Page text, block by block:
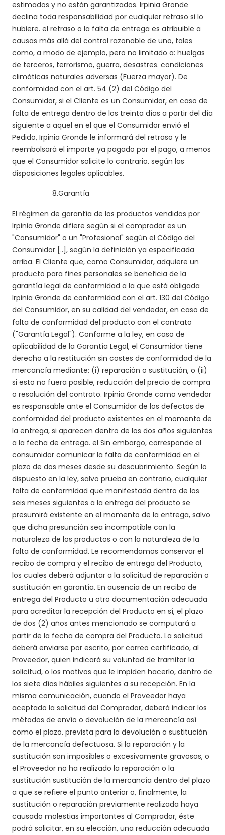
estimados y no están garantizados. Irpinia Gronde
declina toda responsabilidad por cualquier retraso si lo
hubiere. el retraso o la falta de entrega es atribuible a
causas más allá del control razonable de uno, tales
como, a modo de ejemplo, pero no limitado a: huelgas
de terceros, terrorismo, guerra, desastres. condiciones
climáticas naturales adversas (Fuerza mayor). De
conformidad con el art. 54 (2) del Código del
Consumidor, si el Cliente es un Consumidor, en caso de
falta de entrega dentro de los treinta días a partir del día
siguiente a aquel en el que el Consumidor envió el
Pedido, Irpinia Gronde le informará del retraso y le
reembolsará el importe ya pagado por el pago, a menos
que el Consumidor solicite lo contrario. según las
disposiciones legales aplicables.
8.Garantía
El régimen de garantía de los productos vendidos por
Irpinia Gronde difiere según si el comprador es un
"Consumidor" o un "Profesional" según el Código del
Consumidor [..], según la definición ya especificada
arriba. El Cliente que, como Consumidor, adquiere un
producto para fines personales se beneficia de la
garantía legal de conformidad a la que está obligada
Irpinia Gronde de conformidad con el art. 130 del Código
del Consumidor, en su calidad del vendedor, en caso de
falta de conformidad del producto con el contrato
("Garantía Legal"). Conforme a la ley, en caso de
aplicabilidad de la Garantía Legal, el Consumidor tiene
derecho a la restitución sin costes de conformidad de la
mercancía mediante: (i) reparación o sustitución, o (ii)
si esto no fuera posible, reducción del precio de compra
o resolución del contrato. Irpinia Gronde como vendedor
es responsable ante el Consumidor de los defectos de
conformidad del producto existentes en el momento de
la entrega, si aparecen dentro de los dos años siguientes
a la fecha de entrega. el Sin embargo, corresponde al
consumidor comunicar la falta de conformidad en el
plazo de dos meses desde su descubrimiento. Según lo
dispuesto en la ley, salvo prueba en contrario, cualquier
falta de conformidad que manifestada dentro de los
seis meses siguientes a la entrega del producto se
presumirá existente en el momento de la entrega, salvo
que dicha presunción sea incompatible con la
naturaleza de los productos o con la naturaleza de la
falta de conformidad. Le recomendamos conservar el
recibo de compra y el recibo de entrega del Producto,
los cuales deberá adjuntar a la solicitud de reparación o
sustitución en garantía. En ausencia de un recibo de
entrega del Producto u otro documentación adecuada
para acreditar la recepción del Producto en sí, el plazo
de dos (2) años antes mencionado se computará a
partir de la fecha de compra del Producto. La solicitud
deberá enviarse por escrito, por correo certificado, al
Proveedor, quien indicará su voluntad de tramitar la
solicitud, o los motivos que le impiden hacerlo, dentro de
los siete días hábiles siguientes a su recepción. En la
misma comunicación, cuando el Proveedor haya
aceptado la solicitud del Comprador, deberá indicar los
métodos de envío o devolución de la mercancía así
como el plazo. prevista para la devolución o sustitución
de la mercancía defectuosa. Si la reparación y la
sustitución son imposibles o excesivamente gravosas, o
el Proveedor no ha realizado la reparación o la
sustitución sustitución de la mercancía dentro del plazo
a que se refiere el punto anterior o, finalmente, la
sustitución o reparación previamente realizada haya
causado molestias importantes al Comprador, éste
podrá solicitar, en su elección, una reducción adecuada